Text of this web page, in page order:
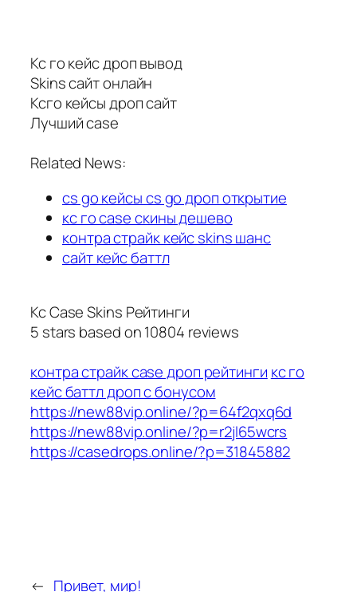
Кс го кейс дроп вывод
Skins сайт онлайн
Ксго кейсы дроп сайт
Лучший case
Related News:
cs go кейсы cs go дроп открытие
кс го case скины дешево
контра страйк кейс skins шанс
сайт кейс баттл
Кс Case Skins Рейтинги
5 stars based on10804 reviews
контра страйк case дроп рейтинги кс го
кейс баттл дроп с бонусом
https://new88vip.online/?p=64f2qxq6d
https://new88vip.online/?p=r2jl65wcrs
https://casedrops.online/?p=31845882
← Привет, мир!